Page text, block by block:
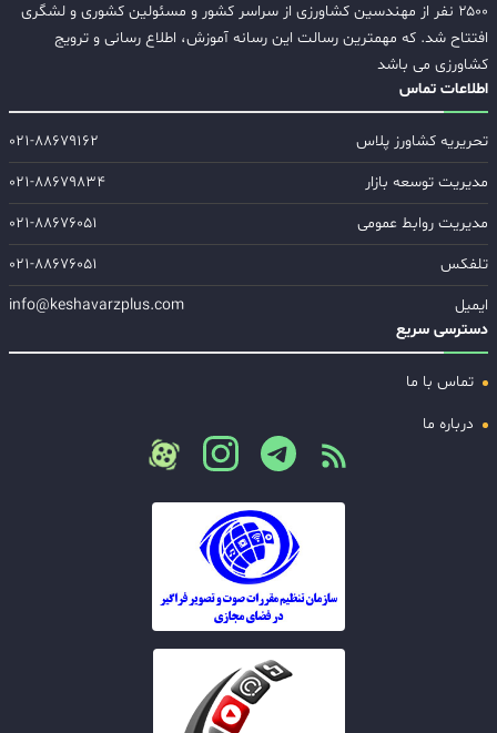
۲۵۰۰ نفر از مهندسین کشاورزی از سراسر کشور و مسئولین کشوری و لشگری
افتتاح شد. که مهمترین رسالت این رسانه آموزش، اطلاع رسانی و ترویج
کشاورزی می باشد
اطلاعات تماس
تحریریه کشاورز پلاس
۰۲۱-۸۸۶۷۹۱۶۲
مدیریت توسعه بازار
۰۲۱-۸۸۶۷۹۸۳۴
مدیریت روابط عمومی
۰۲۱-۸۸۶۷۶۰۵۱
تلفکس
۰۲۱-۸۸۶۷۶۰۵۱
ایمیل
info@keshavarzplus.com
دسترسی سریع
تماس با ما
درباره ما